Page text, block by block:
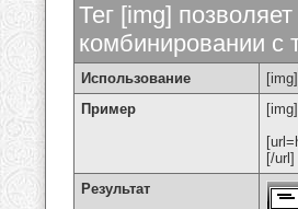
Тег [img]
комбинировании с
Использование [img]
Пример
[/
Результат